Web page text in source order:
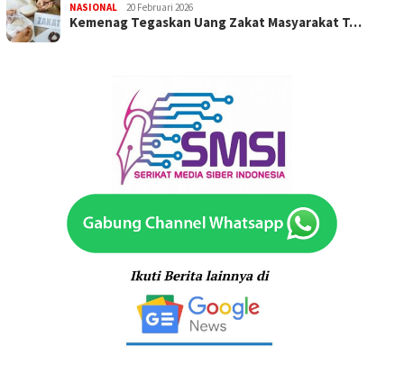
NASIONAL 20 Februari 2026
Kemenag Tegaskan Uang Zakat Masyarakat T…